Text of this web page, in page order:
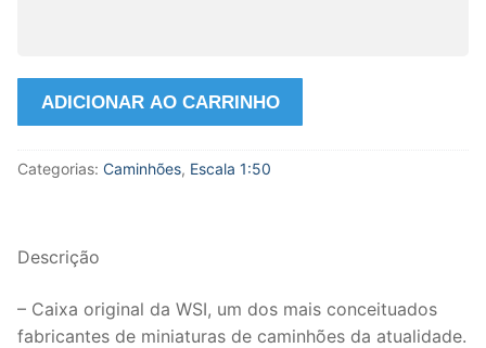
Miniatura
2025
1:50
WSI.
quantidade
ADICIONAR AO CARRINHO
Categorias: Caminhões, Escala 1:50
Descrição
– Caixa original da WSI, um dos mais conceituados
fabricantes de miniaturas de caminhões da atualidade.